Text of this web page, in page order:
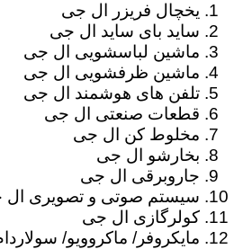
یخچال فریزر ال جی
ساید بای ساید ال جی
ماشین لباسشویی ال جی
ماشین ظرفشویی ال جی
تلفن های هوشمند ال جی
قطعات صنعتی ال جی
مخلوط کن ال جی
بخارشو ال جی
جاروبرقی ال جی
سیستم صوتی و تصویری
کولرگازی ال جی
مایکروفر/ ماکروویو/